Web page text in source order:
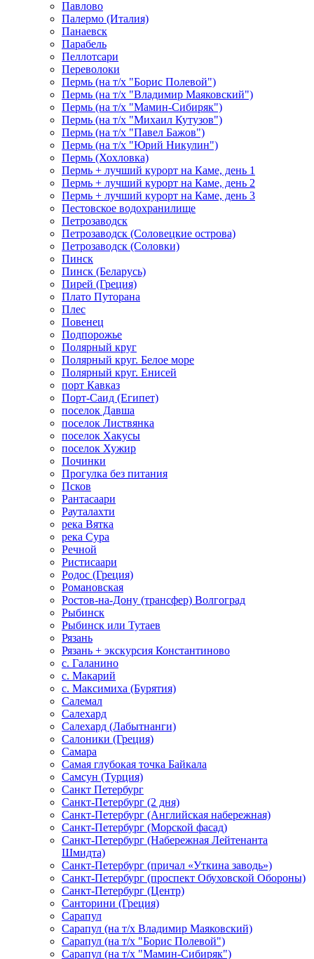
Павлово
Палермо (Италия)
Панаевск
Парабель
Пеллотсари
Переволоки
Пермь (на т/х "Борис Полевой")
Пермь (на т/х "Владимир Маяковский")
Пермь (на т/х "Мамин-Сибиряк")
Пермь (на т/х "Михаил Кутузов")
Пермь (на т/х "Павел Бажов")
Пермь (на т/х "Юрий Никулин")
Пермь (Хохловка)
Пермь + лучший курорт на Каме, день 1
Пермь + лучший курорт на Каме, день 2
Пермь + лучший курорт на Каме, день 3
Пестовское водохранилище
Петрозаводск
Петрозаводск (Соловецкие острова)
Петрозаводск (Соловки)
Пинск
Пинск (Беларусь)
Пирей (Греция)
Плато Путорана
Плес
Повенец
Подпорожье
Полярный круг
Полярный круг. Белое море
Полярный круг. Енисей
порт Кавказ
Порт-Саид (Египет)
поселок Давша
поселок Листвянка
поселок Хакусы
поселок Хужир
Починки
Прогулка без питания
Псков
Рантасаари
Рауталахти
река Вятка
река Сура
Речной
Ристисаари
Родос (Греция)
Романовская
Ростов-на-Дону (трансфер) Волгоград
Рыбинск
Рыбинск или Тутаев
Рязань
Рязань + экскурсия Константиново
с. Галанино
с. Макарий
с. Максимиха (Бурятия)
Салемал
Салехард
Салехард (Лабытнанги)
Салоники (Греция)
Самара
Самая глубокая точка Байкала
Самсун (Турция)
Санкт Петербург
Санкт-Петербург (2 дня)
Санкт-Петербург (Английская набережная)
Санкт-Петербург (Морской фасад)
Санкт-Петербург (Набережная Лейтенанта
Шмидта)
Санкт-Петербург (причал «Уткина заводь»)
Санкт-Петербург (проспект Обуховской Обороны)
Санкт-Петербург (Центр)
Санторини (Греция)
Сарапул
Сарапул (на т/х Владимир Маяковский)
Сарапул (на т/х "Борис Полевой")
Сарапул (на т/х "Мамин-Сибиряк")